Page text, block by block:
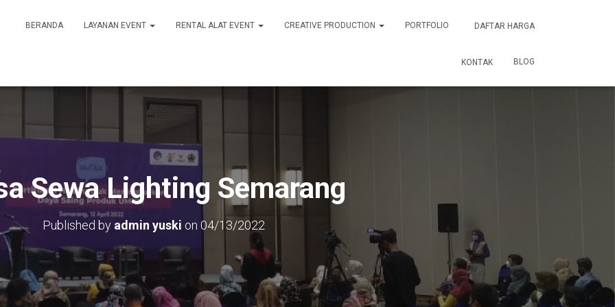
BERANDA LAYANAN EVENT RENTAL ALAT EVENT CREATIVE PRODUCTION PORTFOLIO DAFTAR HARGA
KONTAK BLOG
Sewa Lighting Semarang
Published by admin yuski on 04/13/2022